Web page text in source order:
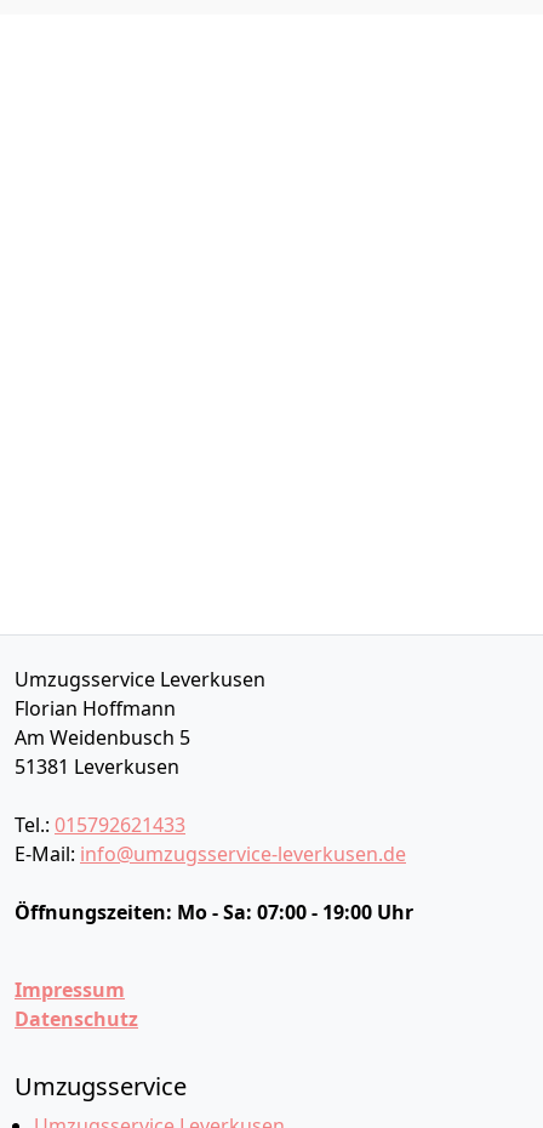
Umzugsservice Leverkusen
Florian Hoffmann
Am Weidenbusch 5
51381 Leverkusen
Tel.: 015792621433
E-Mail: info@umzugsservice-leverkusen.de
Öffnungszeiten: Mo - Sa: 07:00 - 19:00 Uhr
Impressum
Datenschutz
Umzugsservice